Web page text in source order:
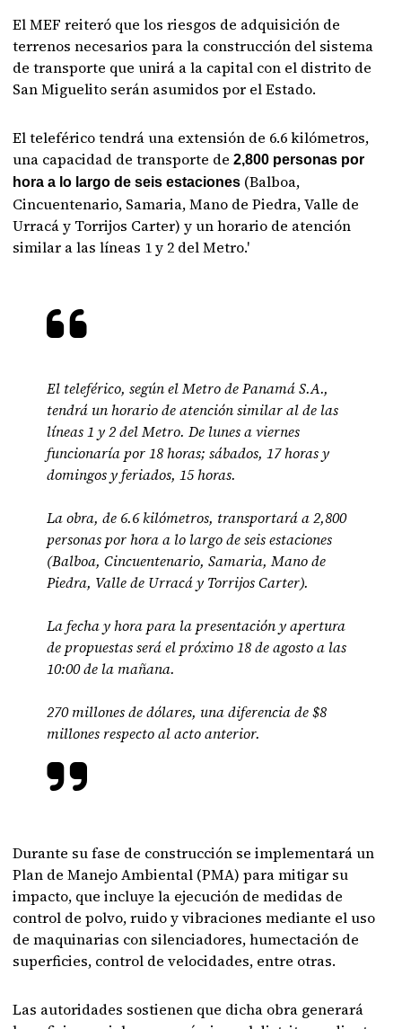
El MEF reiteró que los riesgos de adquisición de
terrenos necesarios para la construcción del sistema
de transporte que unirá a la capital con el distrito de
San Miguelito serán asumidos por el Estado.
El teleférico tendrá una extensión de 6.6 kilómetros,
una capacidad de transporte de2,800 personas por
hora a lo largo de seis estaciones (Balboa,
Cincuentenario, Samaria, Mano de Piedra, Valle de
Urracá y Torrijos Carter) y un horario de atención
similar a las líneas 1 y 2 del Metro.'
El teleférico, según el Metro de Panamá S.A.,
tendrá un horario de atención similar al de las
líneas 1 y 2 del Metro. De lunes a viernes
funcionaría por 18 horas; sábados, 17 horas y
domingos y feriados, 15 horas.
La obra, de 6.6 kilómetros, transportará a 2,800
personas por hora a lo largo de seis estaciones
(Balboa, Cincuentenario, Samaria, Mano de
Piedra, Valle de Urracá y Torrijos Carter).
La fecha y hora para la presentación y apertura
de propuestas será el próximo 18 de agosto a las
10:00 de la mañana.
270 millones de dólares, una diferencia de $8
millones respecto al acto anterior.
Durante su fase de construcción se implementará un
Plan de Manejo Ambiental (PMA) para mitigar su
impacto, que incluye la ejecución de medidas de
control de polvo, ruido y vibraciones mediante el uso
de maquinarias con silenciadores, humectación de
superficies, control de velocidades, entre otras.
Las autoridades sostienen que dicha obra generará